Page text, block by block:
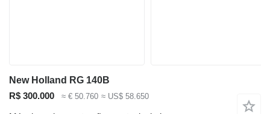
New Holland RG 140B
R$ 300.000
≈ € 50.760 ≈ US$ 58.650